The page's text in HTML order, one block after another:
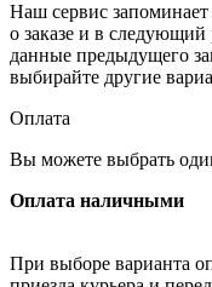
Наш сервис
о заказе и в
данные предыдущего
выбирайте другие
Оплата
Вы можете выбрать
Оплата наличными
При выборе варианта